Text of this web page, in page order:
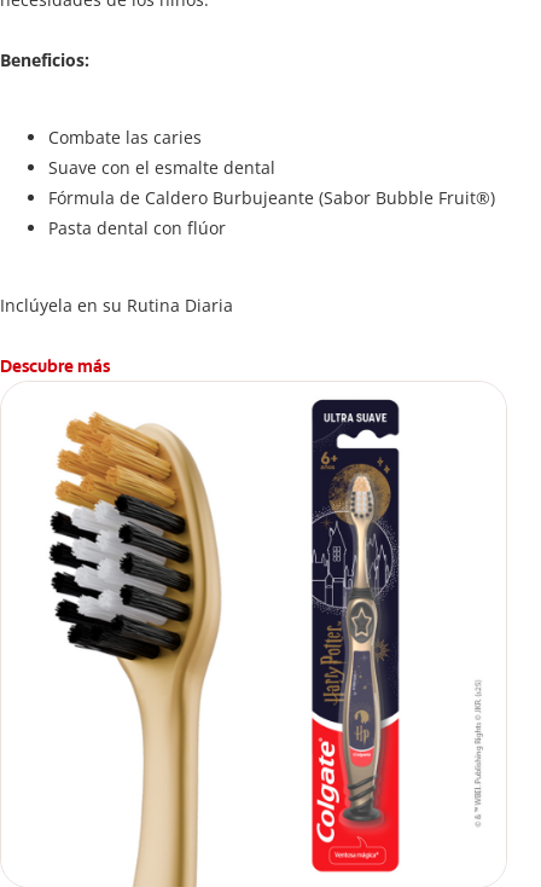
Beneficios:
Combate las caries
Suave con el esmalte dental
Fórmula de Caldero Burbujeante (Sabor Bubble Fruit®)
Pasta dental con flúor
Inclúyela en su Rutina Diaria
Descubre más